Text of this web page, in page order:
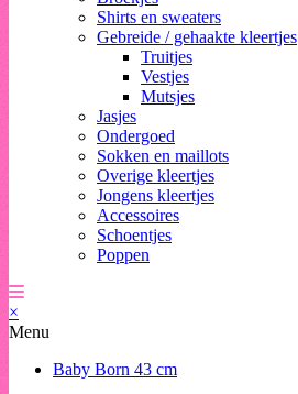
Shirts en sweaters
Gebreide / gehaakte kleertjes
Truitjes
Vestjes
Mutsjes
Jasjes
Ondergoed
Sokken en maillots
Overige kleertjes
Jongens kleertjes
Accessoires
Schoentjes
Poppen
×
Menu
Baby Born 43 cm